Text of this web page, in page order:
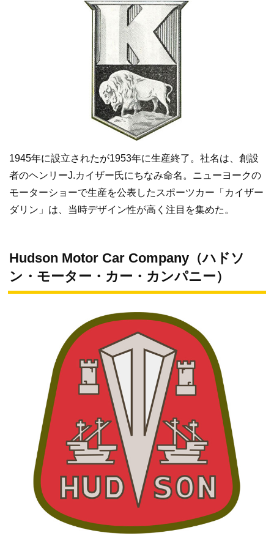
1945年に設立されたが1953年に生産終了。社名は、創設
者のヘンリーJ.カイザー氏にちなみ命名。ニューヨークの
モーターショーで生産を公表したスポーツカー「カイザー
ダリン」は、当時デザイン性が高く注目を集めた。
Hudson Motor Car Company（ハドソ
ン・モーター・カー・カンパニー）